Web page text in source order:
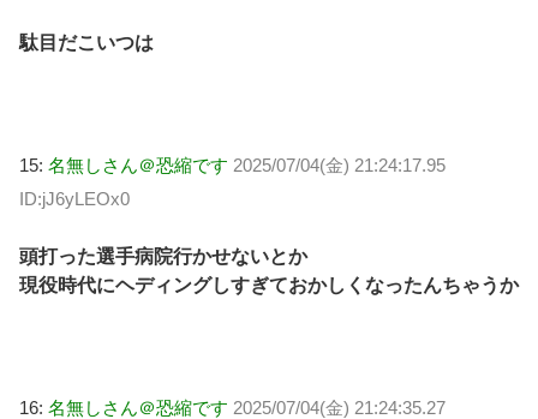
駄目だこいつは
15: 名無しさん＠恐縮です 2025/07/04(金) 21:24:17.95
ID:jJ6yLEOx0
頭打った選手病院行かせないとか
現役時代にヘディングしすぎておかしくなったんちゃうか
16: 名無しさん＠恐縮です 2025/07/04(金) 21:24:35.27